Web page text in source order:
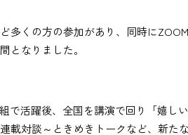
多くの方の参加があり、同時に
となりました。
で活躍後、全国を講演で回り「嬉し
載対談～ときめきトークなど、新た